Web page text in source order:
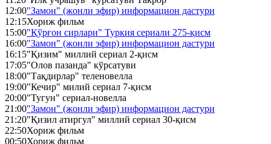
12:00"Замон" (жонли эфир) информацион дастури
12:15Хориж фильм
15:00"Қўрғон сирлари" Туркия сериали 275-қисм
16:00"Замон" (жонли эфир) информацион дастури
16:15"Қизим" миллий сериал 2-қисм
17:05"Олов пазанда" кўрсатуви
18:00"Тақдирлар" теленовелла
19:00"Кечир" милий сериал 7-қисм
20:00"Тугун" сериал-новелла
21:00"Замон" (жонли эфир) информацион дастури
21:20"Қизил атиргул" миллий сериал 30-қисм
22:50Хориж фильм
00:50Хориж фильм